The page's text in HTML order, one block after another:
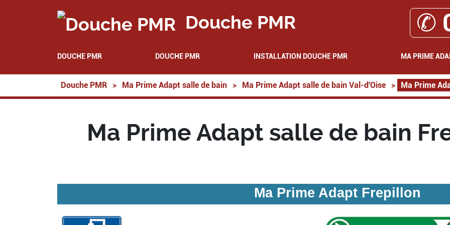
Douche PMR ✆
DOUCHE PMR DOUCHE PMR INSTALLATION DOUCHE PMR MA PRIME
Douche PMR > Ma Prime Adapt salle de bain > Ma Prime Adapt salle de bain Val-d'Oise > Ma Prime
Ma Prime Adapt salle de bain
Ma Prime Adapt Frepillon